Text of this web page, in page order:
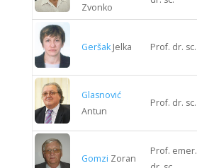
Zvonko
Geršak Jelka Prof. dr. sc.
Glasnović
Antun
Prof. dr. sc.
Gomzi Zoran
Prof. emer.